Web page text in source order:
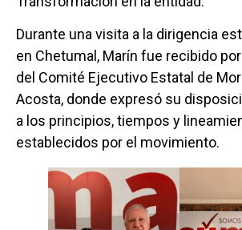
Durante una visita a la dirigencia
en Chetumal, Marín fue recibido
del Comité Ejecutivo Estatal de
Acosta, donde expresó su
a los principios, tiempos y
establecidos por el movimiento.